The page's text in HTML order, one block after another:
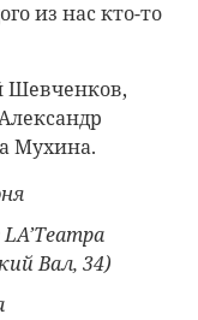
из нас кто-то
Шевченков,
Мухина.
Вал, 34)